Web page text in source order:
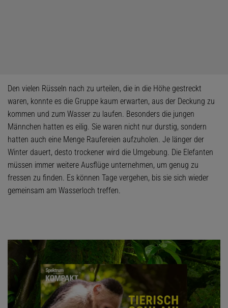
Den vielen Rüsseln nach zu urteilen, die in die Höhe gestreckt
waren, konnte es die Gruppe kaum erwarten, aus der Deckung zu
kommen und zum Wasser zu laufen. Besonders die jungen
Männchen hatten es eilig. Sie waren nicht nur durstig, sondern
hatten auch eine Menge Raufereien aufzuholen. Je länger der
Winter dauert, desto trockener wird die Umgebung. Die Elefanten
müssen immer weitere Ausflüge unternehmen, um genug zu
fressen zu finden. Es können Tage vergehen, bis sie sich wieder
gemeinsam am Wasserloch treffen.